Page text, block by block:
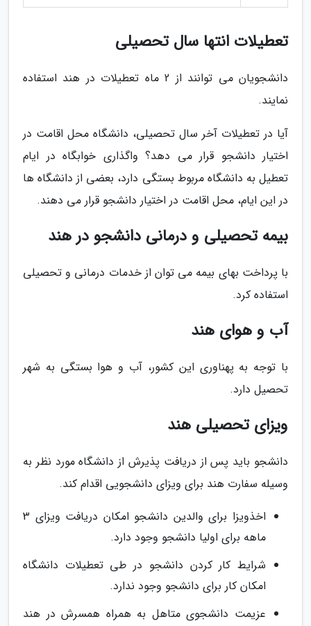
تعطیلات انتها سال تحصیلی
دانشجویان می توانند از 2 ماه تعطیلات در هند استفاده
نمایند.
آیا در تعطیلات آخر سال تحصیلی، دانشگاه محل اقامت در
اختیار دانشجو قرار می دهد؟ واگذاری خوابگاه در ایام
تعطیل به دانشگاه مربوط بستگی دارد، بعضی از دانشگاه ها
در این ایام، محل اقامت در اختیار دانشجو قرار می دهند.
بیمه تحصیلی و درمانی دانشجو در هند
با پرداخت بهای بیمه می توان از خدمات درمانی و تحصیلی
استفاده کرد.
آب و هوای هند
با توجه به پهناوری این کشور، آب و هوا بستگی به شهر
تحصیل دارد.
ویزای تحصیلی هند
دانشجو باید پس از دریافت پذیرش از دانشگاه مورد نظر به
وسیله سفارت هند برای ویزای دانشجویی اقدام کند.
اخذویزا برای والدین دانشجو امکان دریافت ویزای 3
ماهه برای اولیا دانشجو وجود دارد.
شرایط کار کردن دانشجو در طی تعطیلات دانشگاه
امکان کار برای دانشجو وجود ندارد.
عزیمت دانشجوی متاهل به همراه همسرش در هند